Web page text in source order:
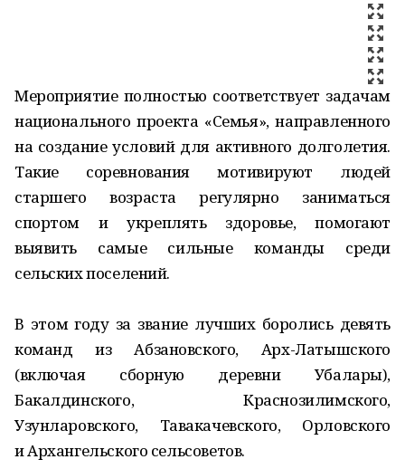
Мероприятие полностью соответствует задачам
национального проекта «Семья», направленного
на создание условий для активного долголетия.
Такие соревнования мотивируют людей
старшего возраста регулярно заниматься
спортом и укреплять здоровье, помогают
выявить самые сильные команды среди
сельских поселений.
В этом году за звание лучших боролись девять
команд из Абзановского, Арх-Латышского
(включая сборную деревни Убалары),
Бакалдинского, Краснозилимского,
Узунларовского, Тавакачевского, Орловского
и Архангельского сельсоветов.